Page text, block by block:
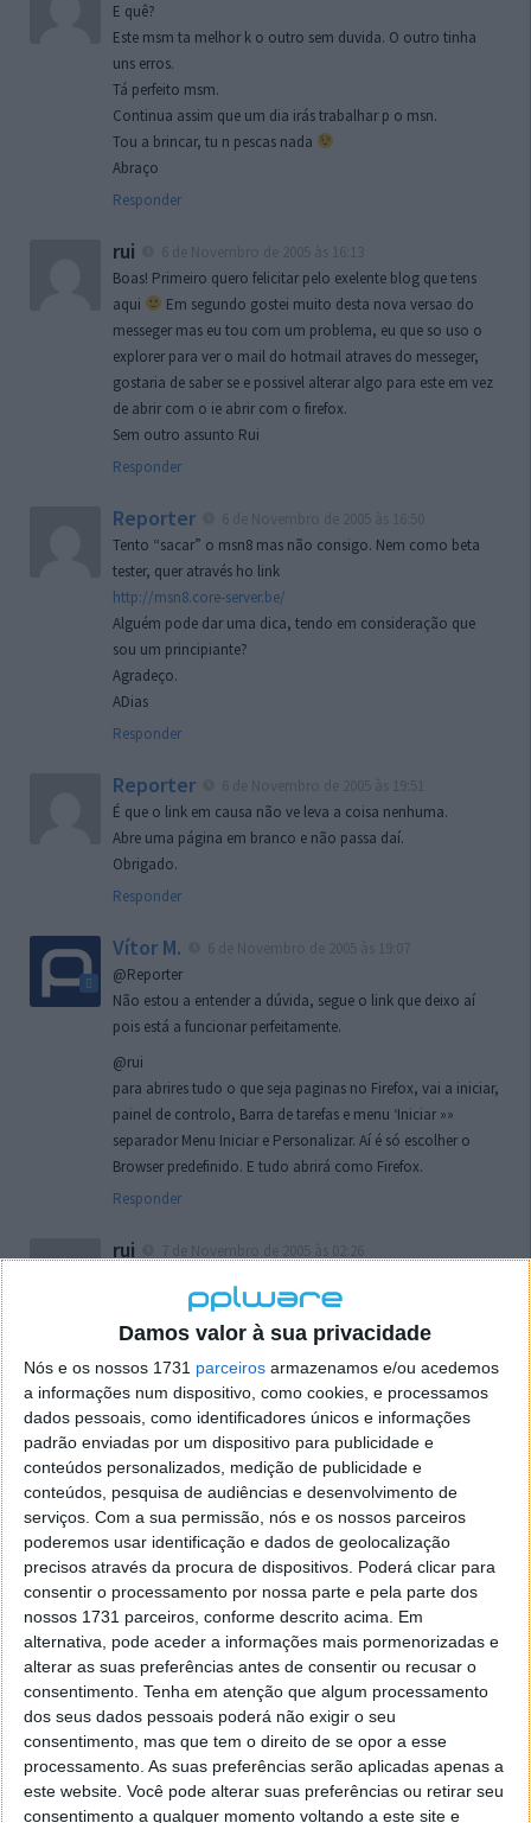
Damos valor à sua privacidade
Nós e os nossos 1731 parceiros armazenamos e/ou acedemos
a informações num dispositivo, como cookies, e processamos
dados pessoais, como identificadores únicos e informações
padrão enviadas por um dispositivo para publicidade e
conteúdos personalizados, medição de publicidade e
conteúdos, pesquisa de audiências e desenvolvimento de
serviços. Com a sua permissão, nós e os nossos parceiros
poderemos usar identificação e dados de geolocalização
precisos através da procura de dispositivos. Poderá clicar para
consentir o processamento por nossa parte e pela parte dos
nossos 1731 parceiros, conforme descrito acima. Em
alternativa, pode aceder a informações mais pormenorizadas e
alterar as suas preferências antes de consentir ou recusar o
consentimento. Tenha em atenção que algum processamento
dos seus dados pessoais poderá não exigir o seu
consentimento, mas que tem o direito de se opor a esse
processamento. As suas preferências serão aplicadas apenas a
este website. Você pode alterar suas preferências ou retirar seu
consentimento a qualquer momento voltando a este site e
E quê?
Este msm ta melhor k o outro sem duvida. O outro tinha
uns erros.
Tá perfeito msm.
Continua assim que um dia irás trabalhar p o msn.
Tou a brincar, tu n pescas nada
Abraço
Responder
rui
Boas! Primeiro quero felicitar pelo exelente blog que tens
aqui
Em segundo gostei muito desta nova versao do
messeger mas eu tou com um problema, eu que so uso o
explorer para ver o mail do hotmail atraves do messeger,
gostaria de saber se e possivel alterar algo para este em vez
de abrir com o ie abrir com o firefox.
Sem outro assunto Rui
Responder
Reporter
Tento “sacar” o msn8 mas não consigo. Nem como beta
tester, quer através ho link
http://msn8.core-server.be/
Alguém pode dar uma dica, tendo em consideração que
sou um principiante?
Agradeço.
ADias
Responder
Reporter
É que o link em causa não ve leva a coisa nenhuma.
Abre uma página em branco e não passa daí.
Obrigado.
Responder
Vítor M.
@Reporter
Não estou a entender a dúvida, segue o link que deixo aí
pois está a funcionar perfeitamente.
@rui
para abrires tudo o que seja paginas no Firefox, vai a iniciar,
painel de controlo, Barra de tarefas e menu ‘Iniciar »»
separador Menu Iniciar e Personalizar. Aí é só escolher o
Browser predefinido. E tudo abrirá como Firefox.
Responder
rui
localizaçao referida n se encontra la nada k me permita por
o firefox como browser predefenido
Ja percorri o painel
tentei apagar o explorer na tentativa de forçar o uso do
firefox mas em vao. Kaso te lembres de outra dica fico
agradecido, caso contrario obrigado a mesma
Responder
Vítor M.
7 de Novembro de 2005 às 01:39
@Reporter
Desculpa mas o link funciona. Seja como for segue por mail
o MSn Messenger 8.
Responder
Vítor M.
@Rui
Tens de encontrar o que te falei. Faz da seguinte maneira,
janela iniciar e no topo dessa janela com o botão direito do
rato faz propriedades. Depois no separador Menu ‘Iniciar’
clica no botão ‘Personalizar’ aí encontrarás no separador